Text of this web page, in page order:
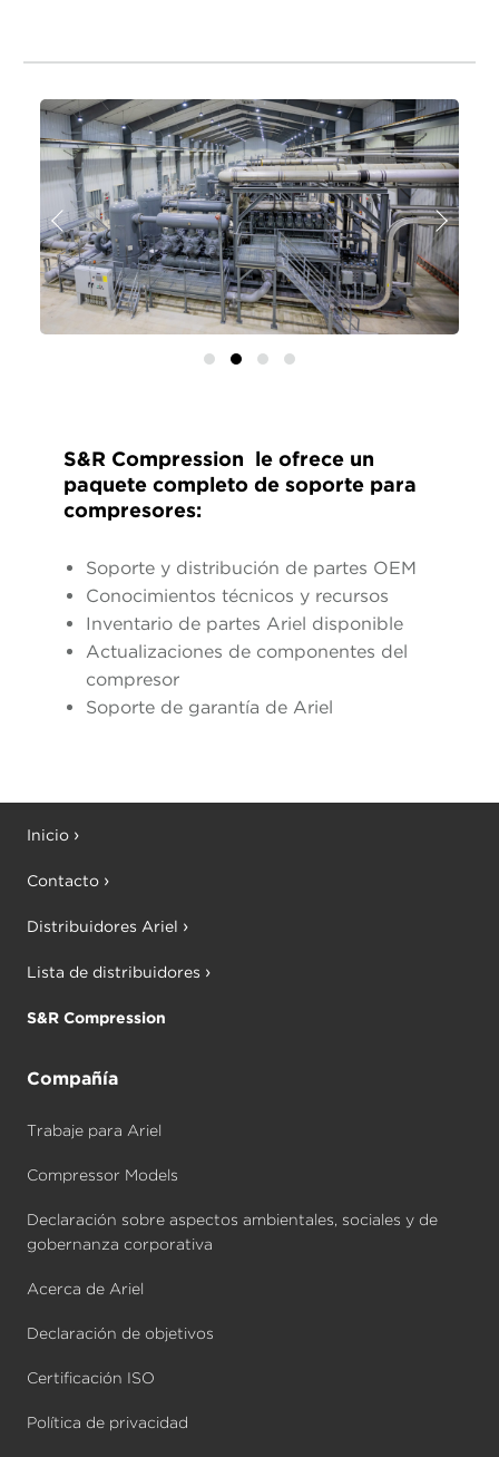
Anterior
S&R Compression le ofrece un
paquete completo de soporte para
compresores:
Soporte y distribución de partes OEM
Conocimientos técnicos y recursos
Inventario de partes Ariel disponible
Actualizaciones de componentes del
compresor
Soporte de garantía de Ariel
Inicio
Contacto
Distribuidores Ariel
Lista de distribuidores
S&R Compression
Compañía
Trabaje para Ariel
Compressor Models
Declaración sobre aspectos ambientales, sociales y de
gobernanza corporativa
Acerca de Ariel
Declaración de objetivos
Certificación ISO
Política de privacidad